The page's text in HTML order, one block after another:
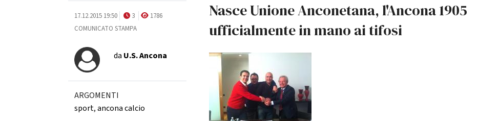
17.12.2015 19:50 3
1786
COMUNICATO STAMPA
da U.S. Ancona
ARGOMENTI
sport,ancona calcio
Nasce Unione Anconetana, l'Ancona 1905
ufficialmente in mano ai tifosi